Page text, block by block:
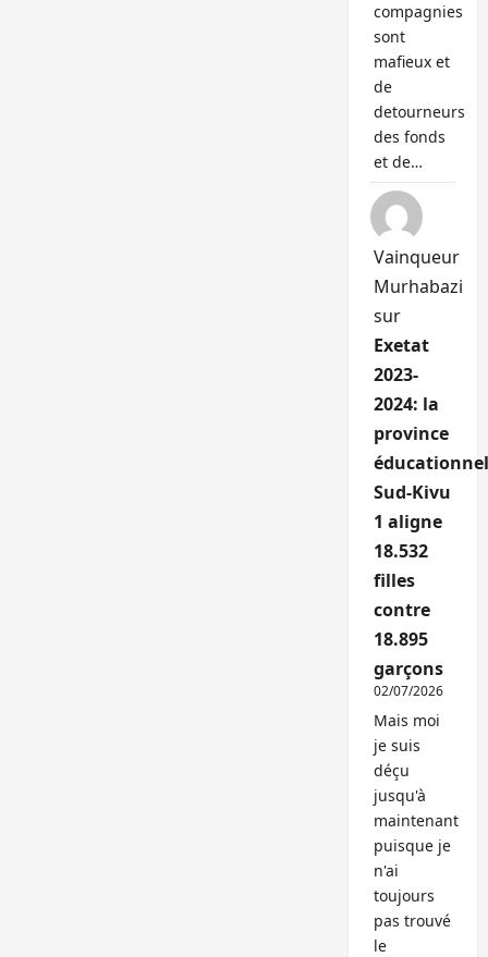
compagnies
sont
mafieux et
de
detourneurs
des fonds
et de…
Vainqueur
Murhabazi
sur
Exetat
2023-
2024: la
province
Sud-Kivu
1 aligne
18.532
filles
contre
18.895
garçons
02/07/2026
Mais moi
je suis
déçu
jusqu'à
maintenant
puisque je
n'ai
toujours
pas trouvé
le